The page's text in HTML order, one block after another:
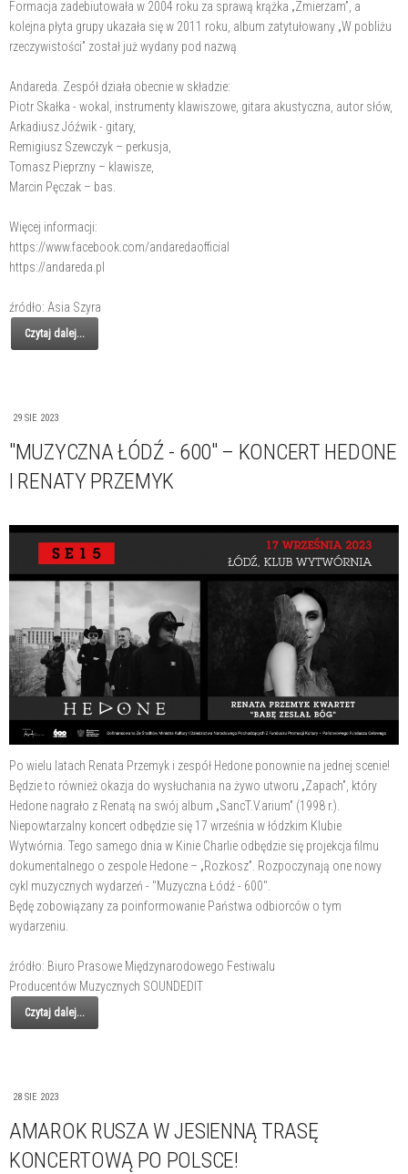
Formacja zadebiutowała w 2004 roku za sprawą krążka „Zmierzam”, a
kolejna płyta grupy ukazała się w 2011 roku, album zatytułowany „W pobliżu
rzeczywistości” został już wydany pod nazwą
Andareda. Zespół działa obecnie w składzie:
Piotr Skałka - wokal, instrumenty klawiszowe, gitara akustyczna, autor słów,
Arkadiusz Jóźwik - gitary,
Remigiusz Szewczyk – perkusja,
Tomasz Pieprzny – klawisze,
Marcin Pęczak – bas.
Więcej informacji:
https://www.facebook.com/andaredaofficial
https://andareda.pl
źródło: Asia Szyra
Czytaj dalej...
29 SIE 2023
"MUZYCZNA ŁÓDŹ - 600" – KONCERT HEDONE
I RENATY PRZEMYK
Po wielu latach Renata Przemyk i zespół Hedone ponownie na jednej scenie!
Będzie to również okazja do wysłuchania na żywo utworu „Zapach”, który
Hedone nagrało z Renatą na swój album „SancT.V.arium” (1998 r.).
Niepowtarzalny koncert odbędzie się 17 września w łódzkim Klubie
Wytwórnia. Tego samego dnia w Kinie Charlie odbędzie się projekcja filmu
dokumentalnego o zespole Hedone – „Rozkosz”. Rozpoczynają one nowy
cykl muzycznych wydarzeń - "Muzyczna Łódź - 600".
Będę zobowiązany za poinformowanie Państwa odbiorców o tym
wydarzeniu.
źródło: Biuro Prasowe Międzynarodowego Festiwalu
Producentów Muzycznych SOUNDEDIT
Czytaj dalej...
28 SIE 2023
AMAROK RUSZA W JESIENNĄ TRASĘ
KONCERTOWĄ PO POLSCE!